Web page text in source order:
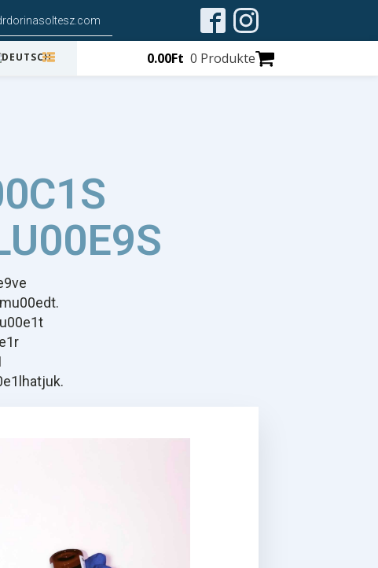
0.00Ft 0 Produkte